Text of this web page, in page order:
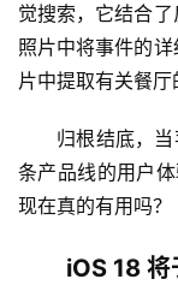
觉搜索，它结合
照片中将事件的
片中提取有关餐厅
归根结底，
条产品线的用户
现在真的有用吗？
iOS 18